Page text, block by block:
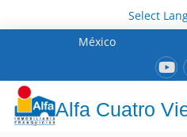
Select
México
Alfa Cuatro